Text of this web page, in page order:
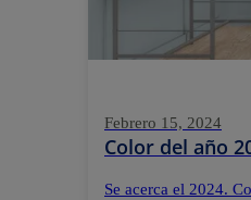
Febrero 15, 2024
Color del año
Se acerca el 2024.